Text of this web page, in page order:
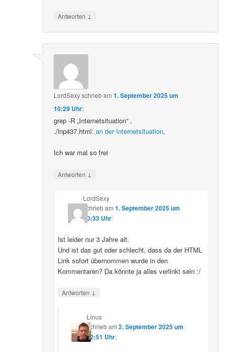
Antworten ↓
LordSexyschriebam1. September 2025 um
10:29 Uhr:
grep -R „Internetsituation“ .
./lnp437.html:an der Internetsituation,
Ich war mal so frei
Antworten ↓
LordSexy
schriebam 1. September 2025 um
10:33 Uhr:
Ist leider nur 3 Jahre alt.
Und ist das gut oder schlecht, dass da der HTML
Link sofort übernommen wurde in den
Kommentaren? Da könnte ja alles verlinkt sein :/
Antworten ↓
Linus
schriebam2. September 2025 um
12:51 Uhr: